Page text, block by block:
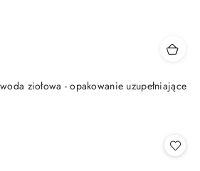
ziołowa - opakowanie uzupełniające